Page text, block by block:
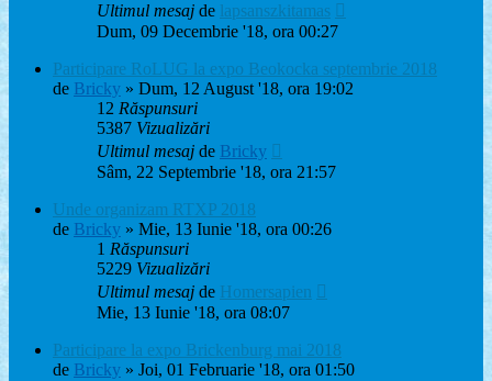
Ultimul mesaj de lapsanszkitamas
Dum, 09 Decembrie '18, ora 00:27
Participare RoLUG la expo Beokocka septembrie 2018
de Bricky » Dum, 12 August '18, ora 19:02
12 Răspunsuri
5387 Vizualizări
Ultimul mesaj de Bricky
Sâm, 22 Septembrie '18, ora 21:57
Unde organizam RTXP 2018
de Bricky » Mie, 13 Iunie '18, ora 00:26
1 Răspunsuri
5229 Vizualizări
Ultimul mesaj de Homersapien
Mie, 13 Iunie '18, ora 08:07
Participare la expo Brickenburg mai 2018
de Bricky » Joi, 01 Februarie '18, ora 01:50